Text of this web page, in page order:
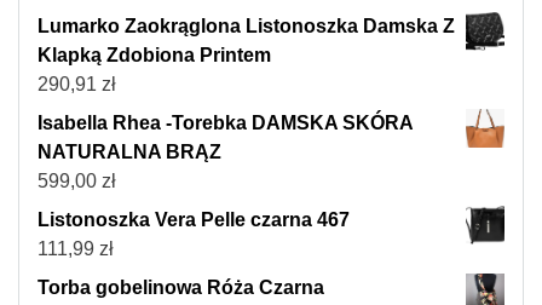
Lumarko Zaokrąglona Listonoszka Damska Z
Klapką Zdobiona Printem
290,91 zł
Isabella Rhea -Torebka DAMSKA SKÓRA
NATURALNA BRĄZ
599,00 zł
Listonoszka Vera Pelle czarna 467
111,99 zł
Torba gobelinowa Róża Czarna